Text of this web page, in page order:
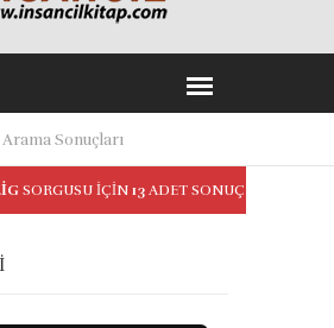
Arama Sonuçları
SORGUSU IÇIN 13 ADET SONUÇ BULUNDU